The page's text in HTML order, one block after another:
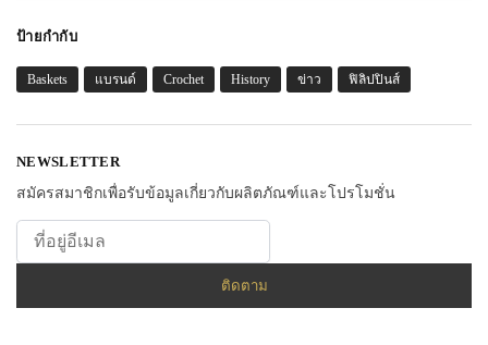
ป้ายกำกับ
Baskets แบรนด์ Crochet History ข่าว ฟิลิปปินส์
NEWSLETTER
สมัครสมาชิกเพื่อรับข้อมูลเกี่ยวกับผลิตภัณฑ์และโปรโมชั่น
ติดตาม